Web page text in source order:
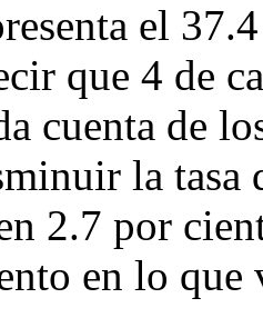
el
que 4 de
cuenta de
la tasa
2.7 por
en lo que